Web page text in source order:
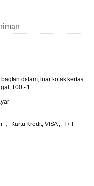
dalam, luar kotak kertas
100 - 1
Kartu Kredit, VISA ,, T / T